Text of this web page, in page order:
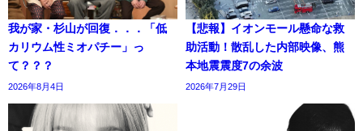
我が家・杉山が回復．．．「低
カリウム性ミオパチー」っ
て？？？
2026年8月4日
【悲報】イオンモール懸命な救
助活動！散乱した内部映像、熊
本地震震度7の余波
2026年7月29日